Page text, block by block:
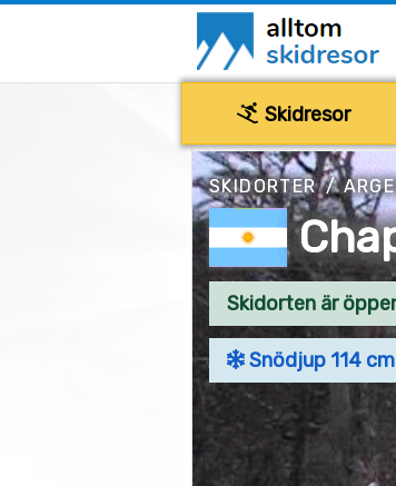
Skidresor
SKIDORTER/
Skidorten är
Snödjup 114 cm